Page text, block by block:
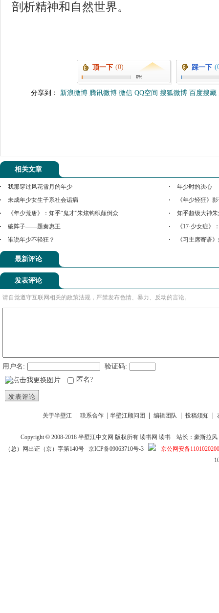
剖析精神和自然世界。
顶一下 (0)
0%
踩一下
分享到： 新浪微博 腾讯微博 微信 QQ空间 搜狐微博 百度搜藏
相关文章
我那穿过风花雪月的年少
年少时的决心
未成年少女生子系社会诟病
《年少轻狂》
《年少荒唐》：知乎“鬼才”朱炫钩织颠倒众
知乎超级大神
破阵子——题秦惠王
《17·少女症
谁说年少不轻狂？
《习主席寄语
最新评论
发表评论
请自觉遵守互联网相关的政策法规，严禁发布色情、暴力、反动的言论。
用户名:
验证码:
匿名?
发表评论
关于半壁江 联系合作 半壁江顾问团 编辑团队 投稿须知
Copyright © 2008-2018半壁江中文网 版权所有读书网 读书
站长：豪斯拉风
（总）网出证（京）字第140号 京ICP备09063710号-3
京公网安备